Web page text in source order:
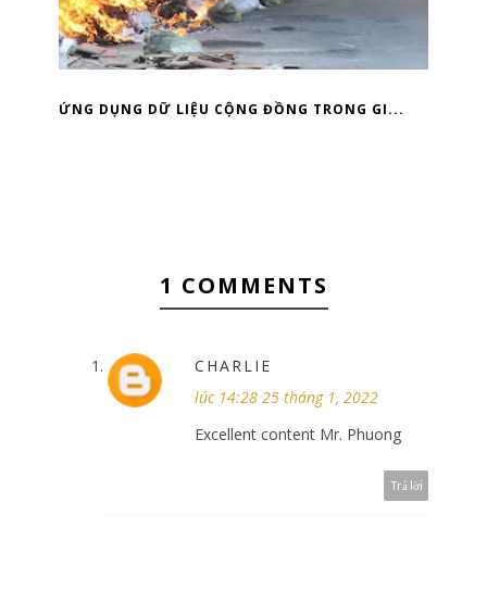
ỨNG DỤNG DỮ LIỆU CỘNG ĐỒNG TRONG GI...
1 COMMENTS
CHARLIE
lúc 14:28 25 tháng 1, 2022
Excellent content Mr. Phuong
Trả lời